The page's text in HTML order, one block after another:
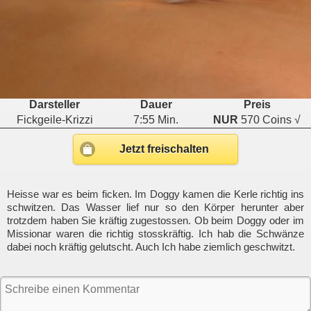
Darsteller Dauer
Preis
Fickgeile-Krizzi
7:55 Min. NUR 570 Coins √
Jetzt freischalten
Heisse war es beim ficken. Im Doggy kamen die Kerle richtig ins
schwitzen. Das Wasser lief nur so den Körper herunter aber
trotzdem haben Sie kräftig zugestossen. Ob beim Doggy oder im
Missionar waren die richtig stosskräftig. Ich hab die Schwänze
dabei noch kräftig gelutscht. Auch Ich habe ziemlich geschwitzt.